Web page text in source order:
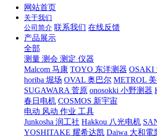
网站首页
关于我们
公司简介 联系我们 在线反馈
产品展示
全部
测量 测会 测定 仪器
Malcom 马康 TOYO 东洋测器 OSAKI
horiba 堀场 OVAL 奥巴尔 METROL
SUGAWARA 菅原 onosokki 小野测器
春日电机 COSMOS 新宇宙
电动 风动 作业 工具
Junkosha 润工社 Hakkou 八光电机
YOSHITAKE 耀希达凯 Daiwa 大和電